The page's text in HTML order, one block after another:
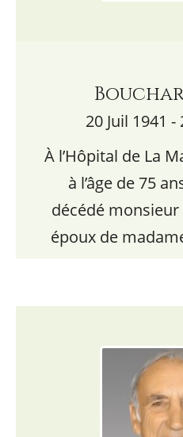
20 Juil 1941
À l’Hôpital de La
à l’âge de 75
décédé
époux de